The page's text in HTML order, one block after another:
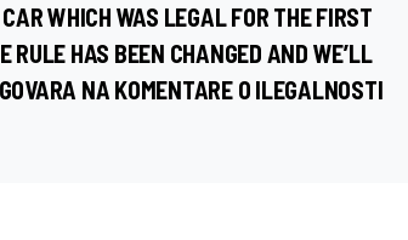
WHICH WAS LEGAL FOR THE FIRST
RULE HAS BEEN CHANGED AND WE’LL
NA KOMENTARE O ILEGALNOSTI